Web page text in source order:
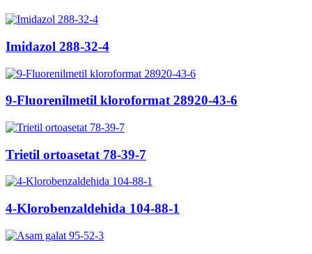
Imidazol 288-32-4
9-Fluorenilmetil kloroformat 28920-43-6
Trietil ortoasetat 78-39-7
4-Klorobenzaldehida 104-88-1